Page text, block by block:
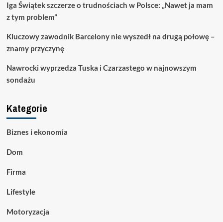
Iga Świątek szczerze o trudnościach w Polsce: „Nawet ja mam
z tym problem”
Kluczowy zawodnik Barcelony nie wyszedł na drugą połowę –
znamy przyczynę
Nawrocki wyprzedza Tuska i Czarzastego w najnowszym
sondażu
Kategorie
Biznes i ekonomia
Dom
Firma
Lifestyle
Motoryzacja